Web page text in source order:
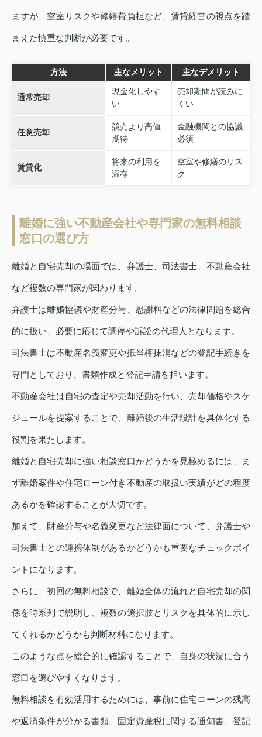
ますが、空室リスクや修繕費負担など、賃貸経営の視点を踏
まえた慎重な判断が必要です。
方法 主なメリット 主なデメリット
通常売却
現金化しやす
い
売却期間が読みに
くい
任意売却
競売より高値
期待
金融機関との協議
必須
賃貸化
将来の利用を
温存
空室や修繕のリス
ク
離婚に強い不動産会社や専門家の無料相談
窓口の選び方
離婚と自宅売却の場面では、弁護士、司法書士、不動産会社
など複数の専門家が関わります。
弁護士は離婚協議や財産分与、慰謝料などの法律問題を総合
的に扱い、必要に応じて調停や訴訟の代理人となります。
司法書士は不動産名義変更や抵当権抹消などの登記手続きを
専門としており、書類作成と登記申請を担います。
不動産会社は自宅の査定や売却活動を行い、売却価格やスケ
ジュールを提案することで、離婚後の生活設計を具体化する
役割を果たします。
離婚と自宅売却に強い相談窓口かどうかを見極めるには、ま
ず離婚案件や住宅ローン付き不動産の取扱い実績がどの程度
あるかを確認することが大切です。
加えて、財産分与や名義変更など法律面について、弁護士や
司法書士との連携体制があるかどうかも重要なチェックポイ
ントになります。
さらに、初回の無料相談で、離婚全体の流れと自宅売却の関
係を時系列で説明し、複数の選択肢とリスクを具体的に示し
てくれるかどうかも判断材料になります。
このような点を総合的に確認することで、自身の状況に合う
窓口を選びやすくなります。
無料相談を有効活用するためには、事前に住宅ローンの残高
や返済条件が分かる書類、固定資産税に関する通知書、登記